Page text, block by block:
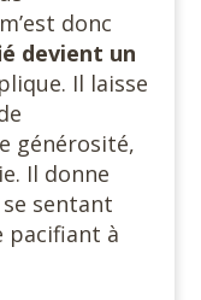
donc
devient un
Il laisse
générosité,
Il donne
se sentant
pacifiant à